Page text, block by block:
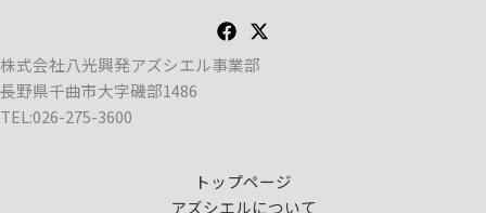
株式会社八光興発アズシエル事業部
長野県千曲市大字磯部1486
TEL:026-275-3600
トップページ
アズシエルについて